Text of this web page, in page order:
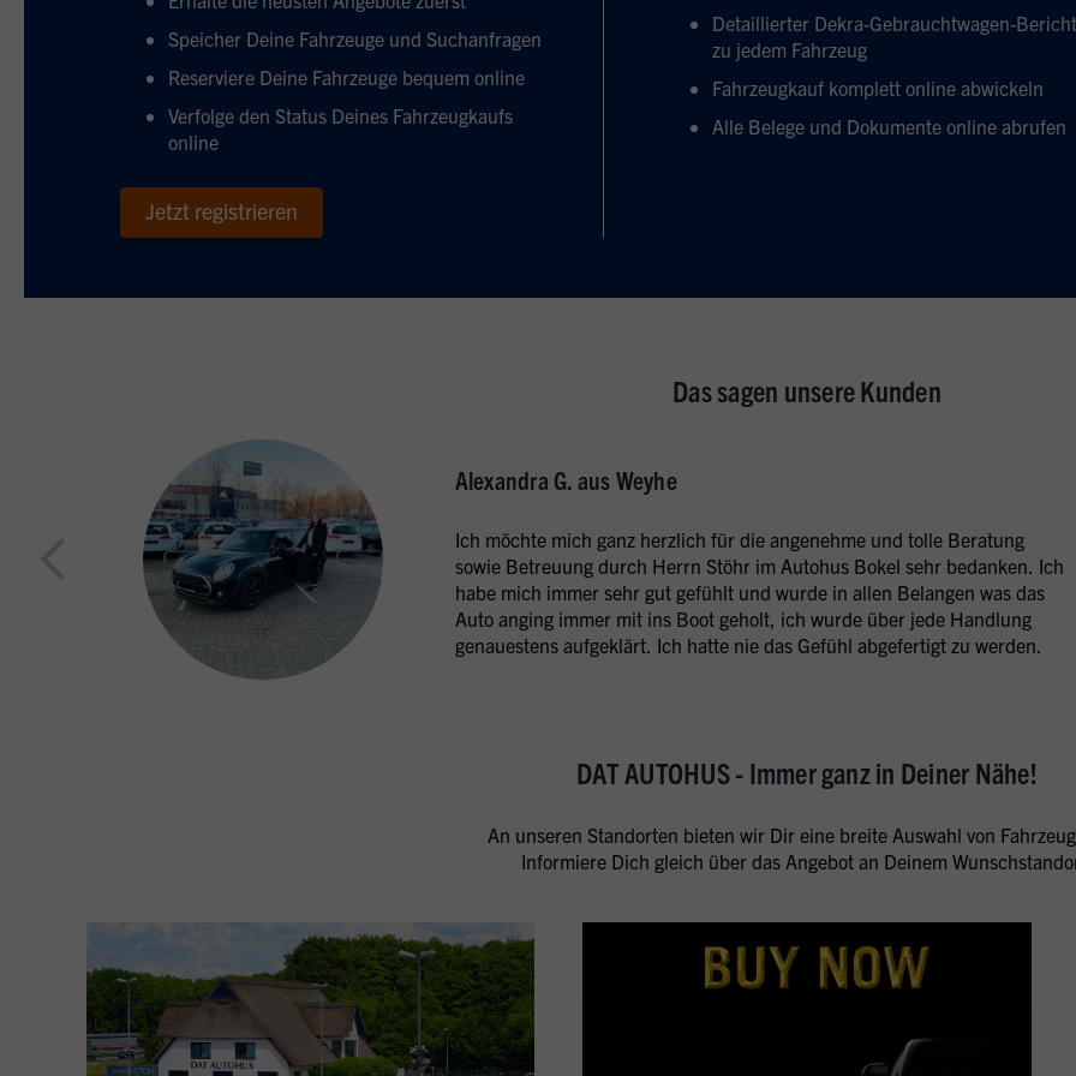
Speicher Deine Fahrzeuge und Suchanfragen
Reserviere Deine Fahrzeuge bequem online
Verfolge den Status Deines Fahrzeugkaufs
online
Jetzt registrieren
Detaillierter Dekra-Gebrauchtwagen-Bericht
zu jedem Fahrzeug
Fahrzeugkauf komplett online abwickeln
Alle Belege und Dokumente online abrufen
Das sagen unsere Kunden
Alexandra G. aus Weyhe
Ich möchte mich ganz herzlich für die angenehme und tolle Beratung
sowie Betreuung durch Herrn Stöhr im Autohus Bokel sehr bedanken. Ich
habe mich immer sehr gut gefühlt und wurde in allen Belangen was das
Auto anging immer mit ins Boot geholt, ich wurde über jede Handlung
genauestens aufgeklärt. Ich hatte nie das Gefühl abgefertigt zu werden.
DAT AUTOHUS - Immer ganz in Deiner Nähe!
An unseren Standorten bieten wir Dir eine breite Auswahl von
Informiere Dich gleich über das Angebot an Deinem